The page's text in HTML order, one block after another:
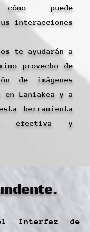
cómo puede
interacciones
te ayudarán a
provecho de
de imágenes
Laniakea y a
herramienta
efectiva y
Interfaz de